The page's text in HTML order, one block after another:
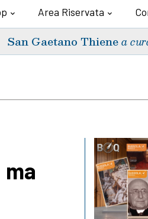
Area Riservata
San Gaetano Thiene a